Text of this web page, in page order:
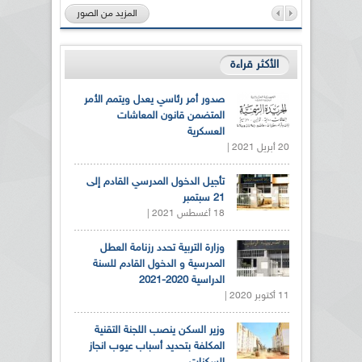
المزيد من الصور
الأكثر قراءة
صدور أمر رئاسي يعدل ويتمم الأمر
المتضمن قانون المعاشات
العسكرية
20 أبريل 2021 |
تأجيل الدخول المدرسي القادم إلى
21 سبتمبر
18 أغسطس 2021 |
وزارة التربية تحدد رزنامة العطل
المدرسية و الدخول القادم للسنة
الدراسية 2020-2021
11 أكتوبر 2020 |
وزير السكن ينصب اللجنة التقنية
المكلفة بتحديد أسباب عيوب انجاز